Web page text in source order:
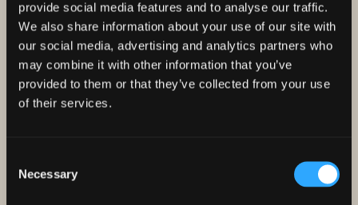
provide social media features and to analyse our traffic.
We also share information about your use of our site with
our social media, advertising and analytics partners who
may combine it with other information that you’ve
provided to them or that they’ve collected from your use
of their services.
Selection
Necessary
Fax+39 0546 40245
naldoni@molinonaldoni.it
Follow us on